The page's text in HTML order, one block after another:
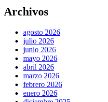
Archivos
agosto 2026
julio 2026
junio 2026
mayo 2026
abril 2026
marzo 2026
febrero 2026
enero 2026